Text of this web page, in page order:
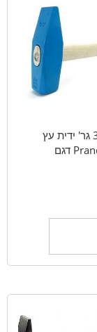
פטיש 300 גר' ידית עץ
איטלקי Prandi דגם